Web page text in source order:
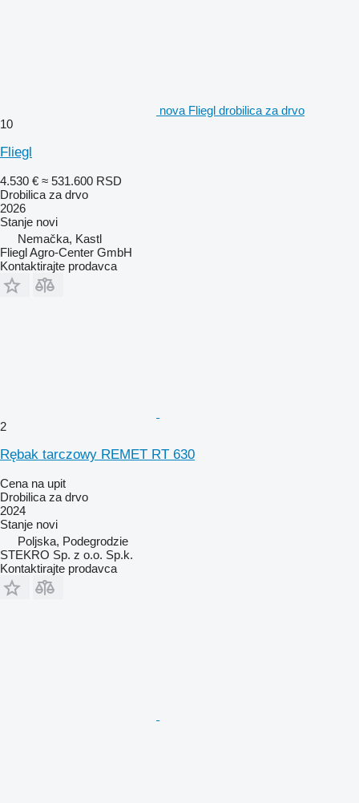
nova Fliegl drobilica za drvo
10
Fliegl
4.530 € ≈ 531.600 RSD
Drobilica za drvo
2026
Stanje novi
Nemačka, Kastl
Fliegl Agro-Center GmbH
Kontaktirajte prodavca
2
Rębak tarczowy REMET RT 630
Cena na upit
Drobilica za drvo
2024
Stanje novi
Poljska, Podegrodzie
STEKRO Sp. z o.o. Sp.k.
Kontaktirajte prodavca